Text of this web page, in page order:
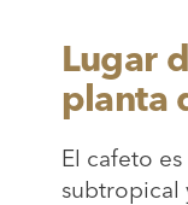
Lugar
planta
El cafeto
subtropical